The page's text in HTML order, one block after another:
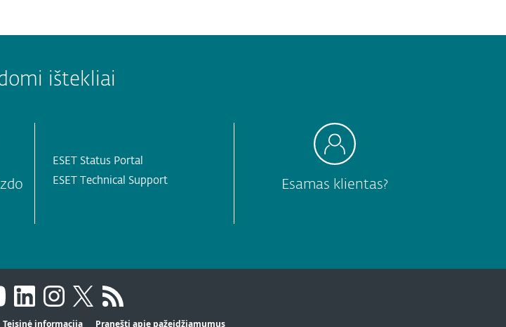
ištekliai
ESET Status Portal
ESET Technical Support
Esamas klientas?
Teisinė informacija Pranešti apie pažeidžiamumus